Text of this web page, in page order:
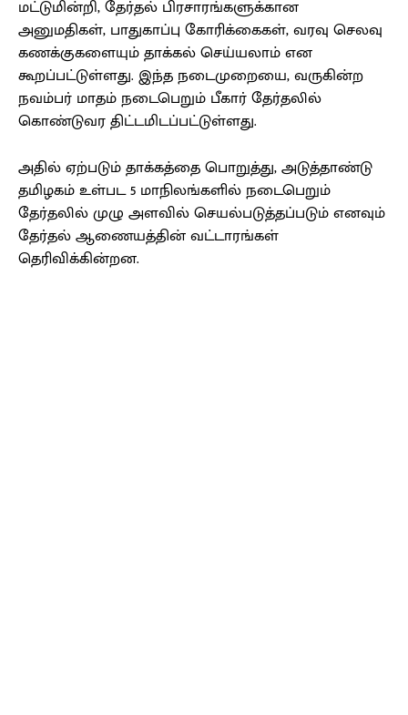
மட்டுமின்றி, தேர்தல் பிரசாரங்களுக்கான
அனுமதிகள், பாதுகாப்பு கோரிக்கைகள், வரவு செலவு
கணக்குகளையும் தாக்கல் செய்யலாம் என
கூறப்பட்டுள்ளது. இந்த நடைமுறையை, வருகின்ற
நவம்பர் மாதம் நடைபெறும் பீகார் தேர்தலில்
கொண்டுவர திட்டமிடப்பட்டுள்ளது.
அதில் ஏற்படும் தாக்கத்தை பொறுத்து, அடுத்தாண்டு
தமிழகம் உள்பட 5 மாநிலங்களில் நடைபெறும்
தேர்தலில் முழு அளவில் செயல்படுத்தப்படும் எனவும்
தேர்தல் ஆணையத்தின் வட்டாரங்கள்
தெரிவிக்கின்றன.